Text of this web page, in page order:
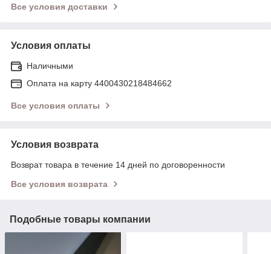
Все условия доставки
Условия оплаты
Наличными
Оплата на карту 4400430218484662
Все условия оплаты
Условия возврата
Возврат товара в течение 14 дней по договоренности
Все условия возврата
Подобные товары компании